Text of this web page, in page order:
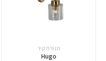
מנורת קיר
Hugo